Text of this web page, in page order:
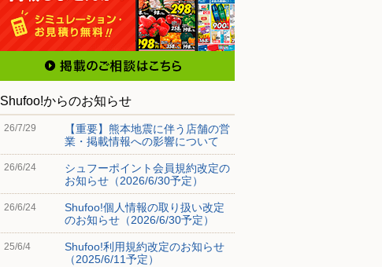
Shufoo!からのお知らせ
26/7/29
【重要】熊本地震に伴う店舗の営
業・掲載情報への影響について
26/6/24
シュフーポイント会員規約改定の
お知らせ（2026/6/30予定）
26/6/24
Shufoo!個人情報の取り扱い改定
のお知らせ（2026/6/30予定）
25/6/4
Shufoo!利用規約改定のお知らせ
（2025/6/11予定）